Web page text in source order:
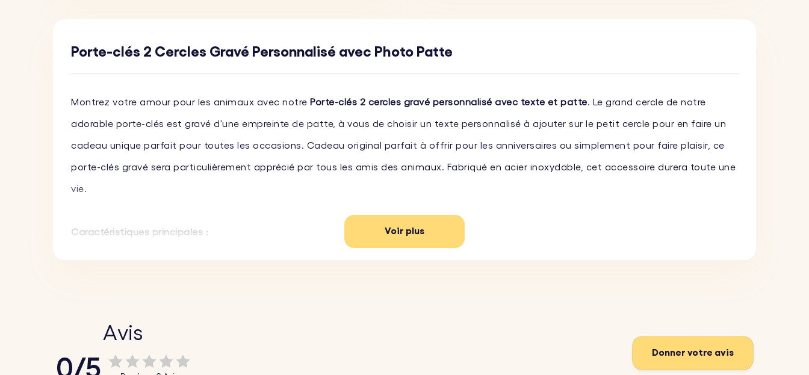
Porte-clés 2 Cercles Gravé Personnalisé avec Photo Patte
Montrez votre amour pour les animaux avec notre Porte-clés 2 cercles gravé personnalisé avec texte et patte. Le grand cercle de notre
adorable porte-clés est gravé d'une empreinte de patte, à vous de choisir un texte personnalisé à ajouter sur le petit cercle pour en faire un
cadeau unique parfait pour toutes les occasions. Cadeau original parfait à offrir pour les anniversaires ou simplement pour faire plaisir, ce
porte-clés gravé sera particulièrement apprécié par tous les amis des animaux. Fabriqué en acier inoxydable, cet accessoire durera toute une
vie.
Caractéristiques principales :
♥ Matériaux de haute qualité : Fabriqué en acier inoxydable robuste, ce porte-clés est conçu pour durer et résister à une utilisation
quotidienne.
Voir plus
Avis
0/5
Donner votre avis